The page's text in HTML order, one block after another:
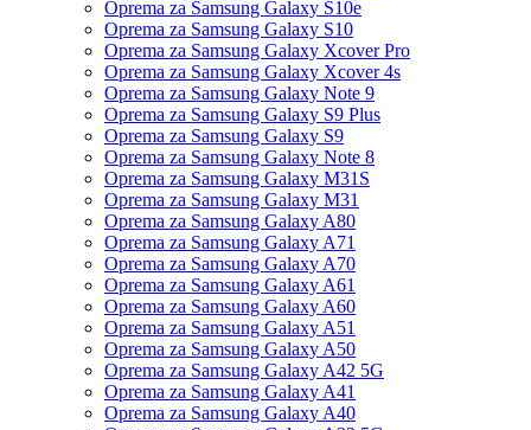
Oprema za Samsung Galaxy S10e
Oprema za Samsung Galaxy S10
Oprema za Samsung Galaxy Xcover Pro
Oprema za Samsung Galaxy Xcover 4s
Oprema za Samsung Galaxy Note 9
Oprema za Samsung Galaxy S9 Plus
Oprema za Samsung Galaxy S9
Oprema za Samsung Galaxy Note 8
Oprema za Samsung Galaxy M31S
Oprema za Samsung Galaxy M31
Oprema za Samsung Galaxy A80
Oprema za Samsung Galaxy A71
Oprema za Samsung Galaxy A70
Oprema za Samsung Galaxy A61
Oprema za Samsung Galaxy A60
Oprema za Samsung Galaxy A51
Oprema za Samsung Galaxy A50
Oprema za Samsung Galaxy A42 5G
Oprema za Samsung Galaxy A41
Oprema za Samsung Galaxy A40